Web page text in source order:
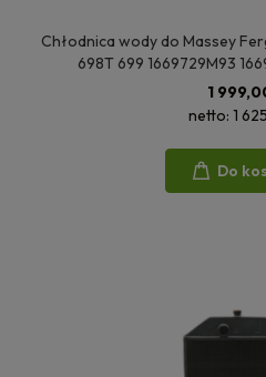
Chłodnica wody do Massey
698T 699 1669729M93
1
netto: 1
Do